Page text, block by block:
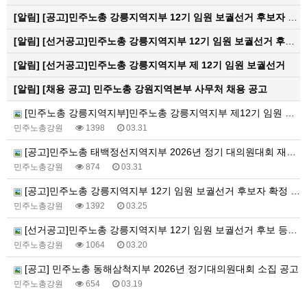
[알림] [공고]민주노총 강릉지역지부 12기 임원 보궐선거 후보자 확정 공고
[알림] [선거공고]민주노총 강릉지역지부 12기 임원 보궐선거 후보 등록 기간 연장 공고
[알림] [선거공고]민주노총 강릉지역지부 제 12기 임원 보궐선거
[알림] [채용 공고] 민주노총 강원지역본부 사무처 채용 공고
[민주노총 강릉지역지부]민주노총 강릉지역지부 제12기 임원 보궐선거결과 공고
민주노총강원 1398 03.31
[공고]민주노총 태백정선지역지부 2026년 정기 대의원대회 재소집 건
민주노총강원 874 03.31
[공고]민주노총 강릉지역지부 12기 임원 보궐선거 후보자 확정 공고
민주노총강원 1392 03.25
[선거공고]민주노총 강릉지역지부 12기 임원 보궐선거 후보 등록 기간 연장 공고
민주노총강원 1064 03.20
[공고] 민주노총 동해삼척지부 2026년 정기대의원대회 소집 공고
민주노총강원 654 03.19